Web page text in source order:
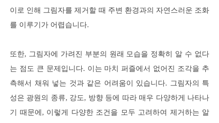
이로 인해 그림자를 제거할 때 주변 환경과의 자연스러운 조화
를 이루기가 어렵습니다.
또한, 그림자에 가려진 부분의 원래 모습을 정확히 알 수 없다
는 점도 큰 문제입니다. 이는 마치 퍼즐에서 없어진 조각을 추
측해서 채워 넣는 것과 같은 어려움이 있습니다. 그림자의 특
성은 광원의 종류, 강도, 방향 등에 따라 매우 다양하게 나타나
기 때문에, 이렇게 다양한 조건을 모두 고려하여 제거하는 알